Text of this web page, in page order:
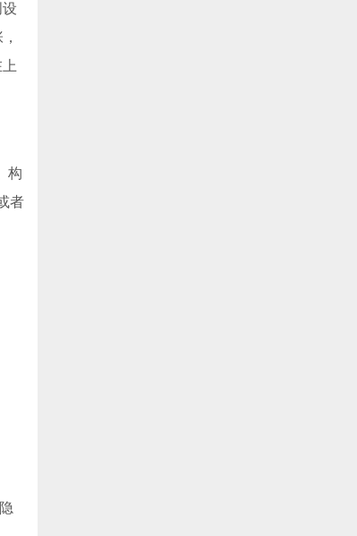
构
者